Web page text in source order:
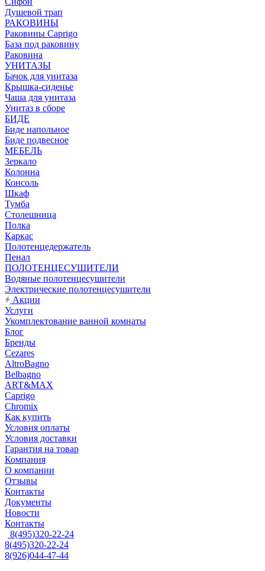
Душевой трап
РАКОВИНЫ
Раковины Caprigo
База под раковину
Раковина
УНИТАЗЫ
Бачок для унитаза
Крышка-сиденье
Чаша для унитаза
Унитаз в сборе
БИДЕ
Биде напольное
Биде подвесное
МЕБЕЛЬ
Зеркало
Колонна
Консоль
Шкаф
Тумба
Столешница
Полка
Каркас
Полотенцедержатель
Пенал
ПОЛОТЕНЦЕСУШИТЕЛИ
Водяные полотенцесушители
Электрические полотенцесушители
Акции
Услуги
Укомплектование ванной комнаты
Блог
Бренды
Cezares
AltroBagno
Belbagno
ART&MAX
Caprigo
Chromix
Как купить
Условия оплаты
Условия доставки
Гарантия на товар
Компания
О компании
Отзывы
Контакты
Документы
Новости
Контакты
8(495)320-22-24
8(495)320-22-24
8(926)044-47-44